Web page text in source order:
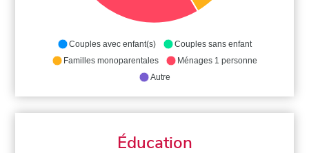
Couples avec enfant(s)
Couples sans enfant
Familles monoparentales
Ménages 1 personne
Autre
Éducation